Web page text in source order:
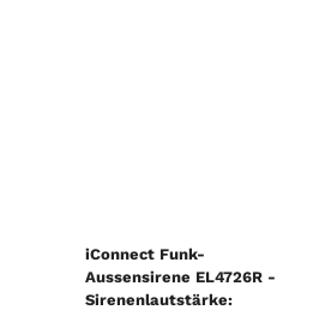
iConnect Funk-
Aussensirene EL4726R -
Sirenenlautstärke: